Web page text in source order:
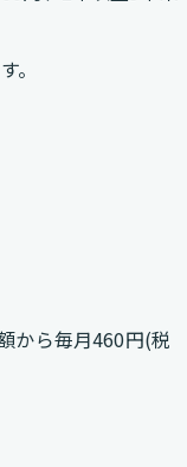
。
から毎月460円(税